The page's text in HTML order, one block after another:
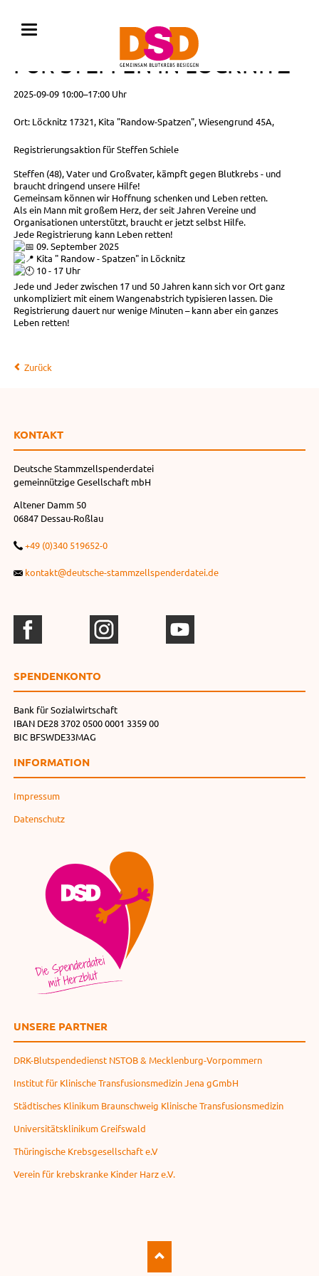
REGISTRIERUNGSAKTION
FÜR STEFFEN IN LÖCKNITZ
2025-09-09 10:00–17:00 Uhr
Ort: Löcknitz 17321, Kita "Randow-Spatzen", Wiesengrund 45A,
Registrierungsaktion für Steffen Schiele
Steffen (48), Vater und Großvater, kämpft gegen Blutkrebs - und
braucht dringend unsere Hilfe!
Gemeinsam können wir Hoffnung schenken und Leben retten.
Als ein Mann mit großem Herz, der seit Jahren Vereine und
Organisationen unterstützt, braucht er jetzt selbst Hilfe.
Jede Registrierung kann Leben retten!
09. September 2025
Kita " Randow - Spatzen" in Löcknitz
10 - 17 Uhr
Jede und Jeder zwischen 17 und 50 Jahren kann sich vor Ort ganz
unkompliziert mit einem Wangenabstrich typisieren lassen. Die
Registrierung dauert nur wenige Minuten – kann aber ein ganzes
Leben retten!
Zurück
KONTAKT
Deutsche Stammzellspenderdatei
gemeinnützige Gesellschaft mbH
Altener Damm 50
06847 Dessau-Roßlau
+49 (0)340 519652-0
kontakt@deutsche-stammzellspenderdatei.de
SPENDEN­KONTO
Bank für Sozialwirtschaft
IBAN DE28 3702 0500 0001 3359 00
BIC BFSWDE33MAG
INFORMATION
Impressum
Datenschutz
UNSERE PARTNER
DRK-Blutspendedienst NSTOB & Mecklenburg-Vorpommern
Institut für Klinische Transfusionsmedizin Jena gGmbH
Städtisches Klinikum Braunschweig Klinische Transfusionsmedizin
Universitätsklinikum Greifswald
Thüringische Krebsgesellschaft e.V
Verein für krebskranke Kinder Harz e.V.